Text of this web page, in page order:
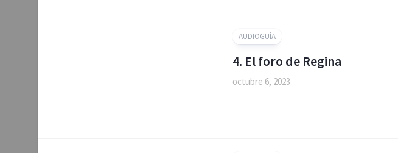
AUDIOGUÍA
4. El foro de Regina
octubre 6, 2023